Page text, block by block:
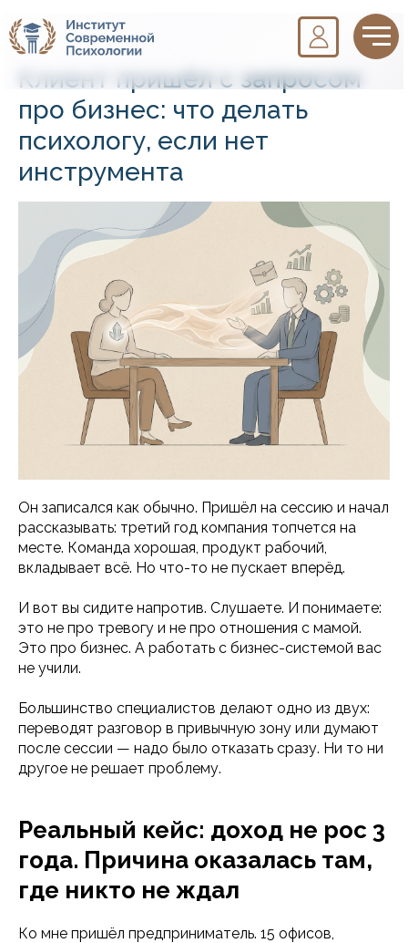
Клиент пришёл с запросом
про бизнес: что делать
психологу, если нет
инструмента
Он записался как обычно. Пришёл на сессию и начал
рассказывать: третий год компания топчется на
месте. Команда хорошая, продукт рабочий,
вкладывает всё. Но что-то не пускает вперёд.
И вот вы сидите напротив. Слушаете. И понимаете:
это не про тревогу и не про отношения с мамой.
Это про бизнес. А работать с бизнес-системой вас
не учили.
Большинство специалистов делают одно из двух:
переводят разговор в привычную зону или думают
после сессии — надо было отказать сразу. Ни то ни
другое не решает проблему.
Реальный кейс: доход не рос 3
года. Причина оказалась там,
где никто не ждал
Ко мне пришёл предприниматель. 15 офисов,